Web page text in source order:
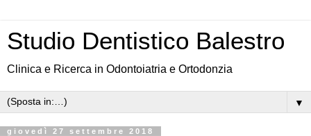
Studio Dentistico Balestro
Clinica e Ricerca in Odontoiatria e Ortodonzia
▼
giovedì 27 settembre 2018